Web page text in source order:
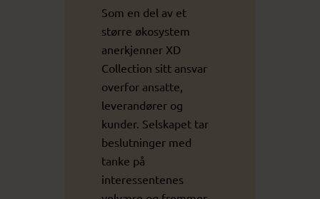
Som en del av et
større økosystem
anerkjenner XD
Collection sitt ansvar
overfor ansatte,
leverandører og
kunder. Selskapet tar
beslutninger med
tanke på
interessentenes